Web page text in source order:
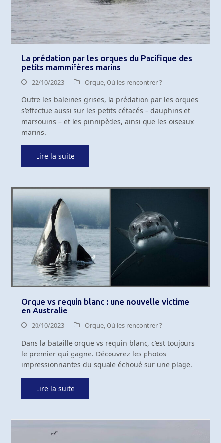
La prédation par les orques du Pacifique des
petits mammifères marins
22/10/2023 Orque,Où les rencontrer ?
Outre les baleines grises, la prédation par les orques
s’effectue aussi sur les petits cétacés – dauphins et
marsouins – et les pinnipèdes, ainsi que les oiseaux
marins.
Lire la suite
Orque vs requin blanc : une nouvelle victime
en Australie
20/10/2023 Orque,Où les rencontrer ?
Dans la bataille orque vs requin blanc, c’est toujours
le premier qui gagne. Découvrez les photos
impressionnantes du squale échoué sur une plage.
Lire la suite